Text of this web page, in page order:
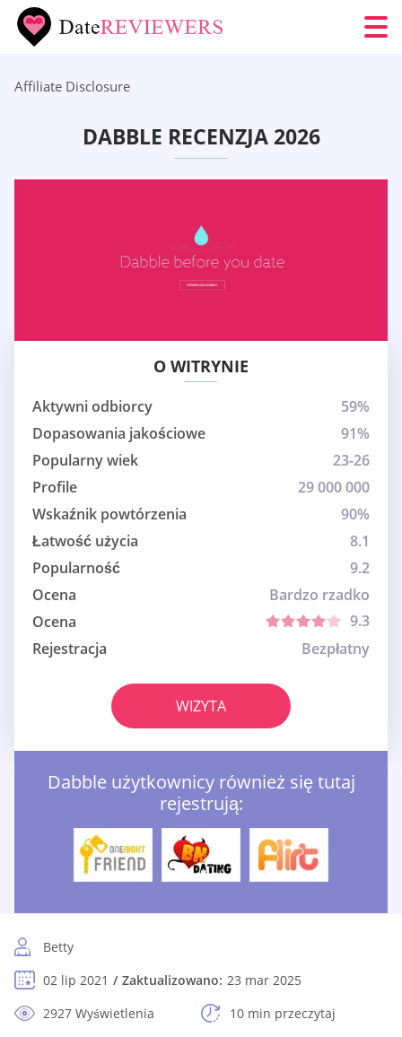
Affiliate Disclosure
DABBLE RECENZJA 2026
O WITRYNIE
Aktywni odbiorcy
59%
Dopasowania jakościowe
91%
Popularny wiek
23-26
Profile
29 000 000
Wskaźnik powtórzenia
90%
Łatwość użycia
8.1
Popularność
9.2
Ocena
Bardzo rzadko
Ocena
9.3
Rejestracja
Bezpłatny
WIZYTA
Dabble użytkownicy również się tutaj
rejestrują:
Betty
02 lip 2021
Zaktualizowano: 23 mar 2025
2927 Wyświetlenia
10 min przeczytaj